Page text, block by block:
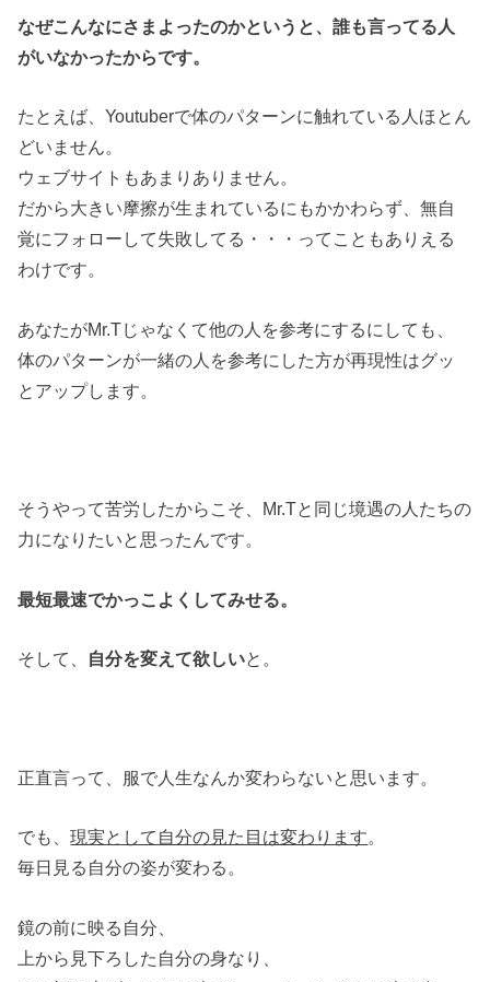
なぜこんなにさまよったのかというと、誰も言ってる人
がいなかったからです。
たとえば、Youtuberで体のパターンに触れている人ほとん
どいません。
ウェブサイトもあまりありません。
だから大きい摩擦が生まれているにもかかわらず、無自
覚にフォローして失敗してる・・・ってこともありえる
わけです。
あなたがMr.Tじゃなくて他の人を参考にするにしても、
体のパターンが一緒の人を参考にした方が再現性はグッ
とアップします。
そうやって苦労したからこそ、Mr.Tと同じ境遇の人たちの
力になりたいと思ったんです。
最短最速でかっこよくしてみせる。
そして、 自分を変えて欲しいと。
正直言って、服で人生なんか変わらないと思います。
でも、現実として自分の見た目は変わります。
毎日見る自分の姿が変わる。
鏡の前に映る自分、
上から見下ろした自分の身なり、